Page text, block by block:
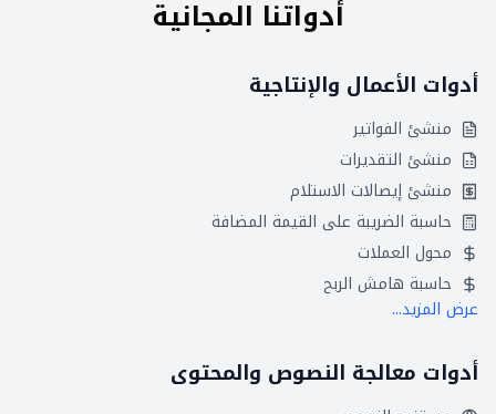
أدواتنا المجانية
أدوات الأعمال والإنتاجية
منشئ الفواتير
منشئ التقديرات
منشئ إيصالات الاستلام
حاسبة الضريبة على القيمة المضافة
محول العملات
حاسبة هامش الربح
عرض المزيد...
أدوات معالجة النصوص والمحتوى